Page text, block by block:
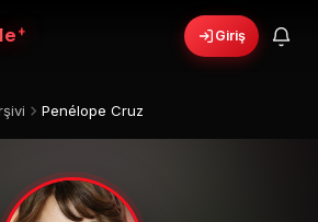
+ Giriş
Penélope Cruz